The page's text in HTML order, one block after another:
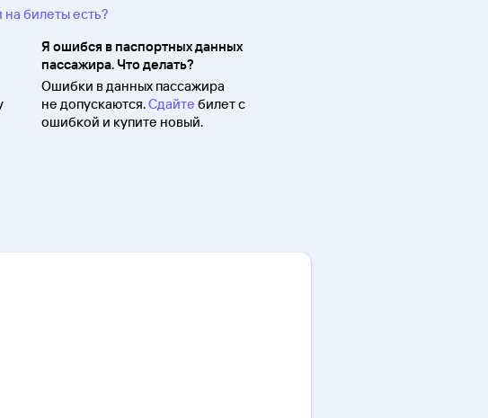
на билеты есть?
Я ошибся в паспортных данных
пассажира. Что делать?
Ошибки в данных пассажира
не допускаются.Сдайте билет с
ошибкой и купите новый.